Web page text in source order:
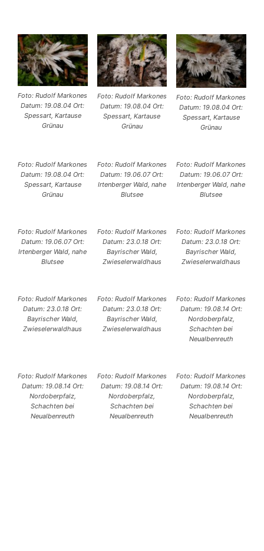
Foto: Rudolf Markones
Datum: 19.08.04 Ort:
Spessart, Kartause
Grünau
Foto: Rudolf Markones
Datum: 19.08.04 Ort:
Spessart, Kartause
Grünau
Foto: Rudolf Markones
Datum: 19.08.04 Ort:
Spessart, Kartause
Grünau
Foto: Rudolf Markones
Datum: 19.08.04 Ort:
Spessart, Kartause
Grünau
Foto: Rudolf Markones
Datum: 19.06.07 Ort:
Irtenberger Wald, nahe
Blutsee
Foto: Rudolf Markones
Datum: 19.06.07 Ort:
Irtenberger Wald, nahe
Blutsee
Foto: Rudolf Markones
Datum: 19.06.07 Ort:
Irtenberger Wald, nahe
Blutsee
Foto: Rudolf Markones
Datum: 23.0.18 Ort:
Bayrischer Wald,
Zwieselerwaldhaus
Foto: Rudolf Markones
Datum: 23.0.18 Ort:
Bayrischer Wald,
Zwieselerwaldhaus
Foto: Rudolf Markones
Datum: 23.0.18 Ort:
Bayrischer Wald,
Zwieselerwaldhaus
Foto: Rudolf Markones
Datum: 23.0.18 Ort:
Bayrischer Wald,
Zwieselerwaldhaus
Foto: Rudolf Markones
Datum: 19.08.14 Ort:
Nordoberpfalz,
Schachten bei
Neualbenreuth
Foto: Rudolf Markones
Datum: 19.08.14 Ort:
Nordoberpfalz,
Schachten bei
Neualbenreuth
Foto: Rudolf Markones
Datum: 19.08.14 Ort:
Nordoberpfalz,
Schachten bei
Neualbenreuth
Foto: Rudolf Markones
Datum: 19.08.14 Ort:
Nordoberpfalz,
Schachten bei
Neualbenreuth